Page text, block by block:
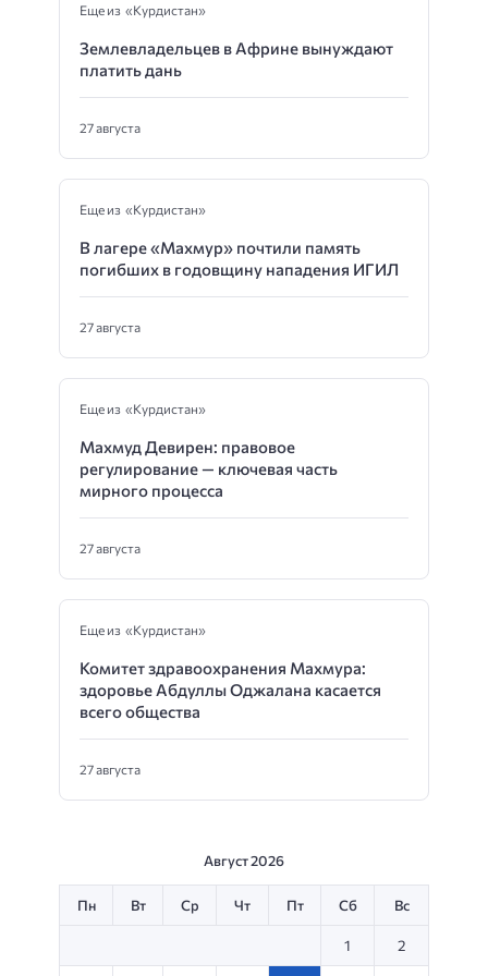
Еще из «Курдистан»
Землевладельцев в Африне вынуждают
платить дань
27 августа
Еще из «Курдистан»
В лагере «Махмур» почтили память
погибших в годовщину нападения ИГИЛ
27 августа
Еще из «Курдистан»
Махмуд Девирен: правовое
регулирование — ключевая часть
мирного процесса
27 августа
Еще из «Курдистан»
Комитет здравоохранения Махмура:
здоровье Абдуллы Оджалана касается
всего общества
27 августа
Август 2026
Пн Вт Ср Чт Пт Сб Вс
1 2